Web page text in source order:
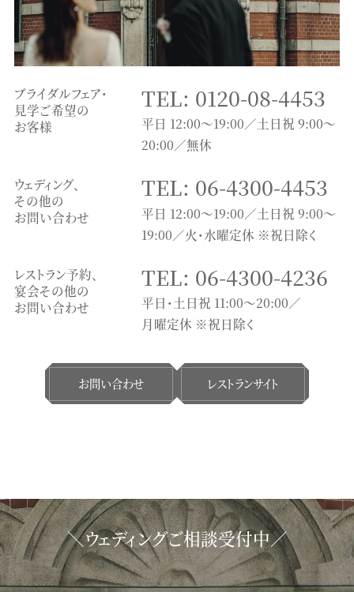
ブライダルフェア・
見学ご希望の
お客様
TEL: 0120-08-4453
平日 12:00～19:00／土日祝 9:00～
20:00／無休
ウェディング、
その他の
お問い合わせ
TEL: 06-4300-4453
平日 12:00～19:00／土日祝 9:00～
19:00／火・水曜定休 ※祝日除く
レストラン予約、
宴会その他の
お問い合わせ
TEL: 06-4300-4236
平日・土日祝 11:00〜20:00／
月曜定休 ※祝日除く
お問い合わせ レストランサイト
＼ウェディングご相談受付中／